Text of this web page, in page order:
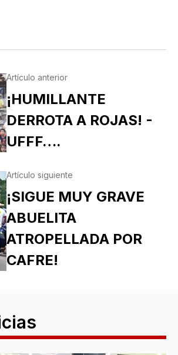
Artículo anterior
¡HUMILLANTE
DERROTA A ROJAS! -
UFFF….
Artículo siguiente
¡SIGUE MUY GRAVE
ABUELITA
ATROPELLADA POR
CAFRE!